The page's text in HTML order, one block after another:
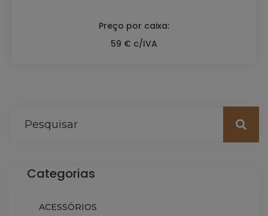
Preço por caixa:
59 € c/IVA
Categorias
ACESSÓRIOS